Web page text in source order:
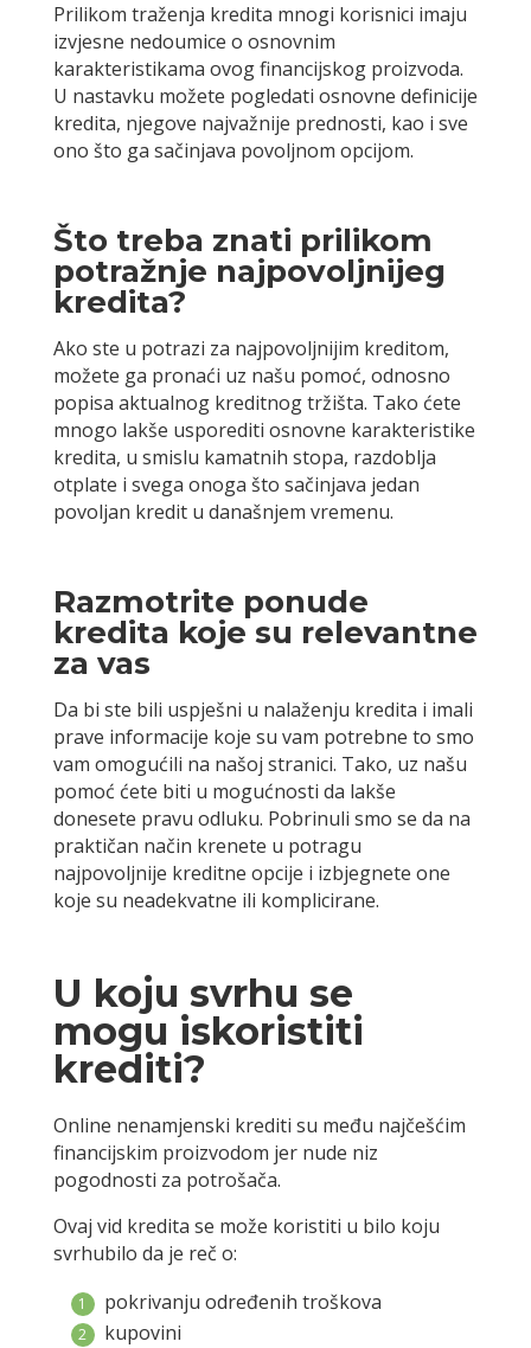
Prilikom traženja kredita mnogi korisnici imaju
izvjesne nedoumice o osnovnim
karakteristikama ovog financijskog proizvoda.
U nastavku možete pogledati osnovne definicije
kredita, njegove najvažnije prednosti, kao i sve
ono što ga sačinjava povoljnom opcijom.
Što treba znati prilikom
potražnje najpovoljnijeg
kredita?
Ako ste u potrazi za najpovoljnijim kreditom,
možete ga pronaći uz našu pomoć, odnosno
popisa aktualnog kreditnog tržišta. Tako ćete
mnogo lakše usporediti osnovne karakteristike
kredita, u smislu kamatnih stopa, razdoblja
otplate i svega onoga što sačinjava jedan
povoljan kredit u današnjem vremenu.
Razmotrite ponude
kredita koje su relevantne
za vas
Da bi ste bili uspješni u nalaženju kredita i imali
prave informacije koje su vam potrebne to smo
vam omogućili na našoj stranici. Tako, uz našu
pomoć ćete biti u mogućnosti da lakše
donesete pravu odluku. Pobrinuli smo se da na
praktičan način krenete u potragu
najpovoljnije kreditne opcije i izbjegnete one
koje su neadekvatne ili komplicirane.
U koju svrhu se
mogu iskoristiti
krediti?
Online nenamjenski krediti su među najčešćim
financijskim proizvodom jer nude niz
pogodnosti za potrošača.
Ovaj vid kredita se može koristiti u bilo koju
svrhubilo da je reč o:
pokrivanju određenih troškova
kupovini